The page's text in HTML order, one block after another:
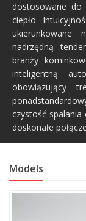
dostosowane do
ciepło.
nadrzędną
branży
inteligentną
obowiązujący
czystość
doskonałe
Models